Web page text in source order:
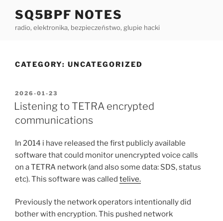
content
SQ5BPF NOTES
radio, elektronika, bezpieczeństwo, glupie hacki
CATEGORY: UNCATEGORIZED
POSTED
ON
2026-01-23
Listening to TETRA encrypted
communications
In 2014 i have released the first publicly available
software that could monitor unencrypted voice calls
on a TETRA network (and also some data: SDS, status
etc). This software was called telive.
Previously the network operators intentionally did
bother with encryption. This pushed network